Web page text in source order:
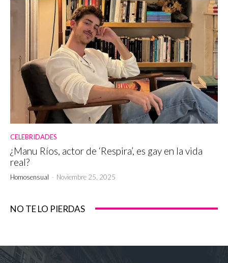
CELEBRIDADES
¿Manu Ríos, actor de ‘Respira’, es gay en la vida
real?
Homosensual - Noviembre 25, 2025
NO TE LO PIERDAS